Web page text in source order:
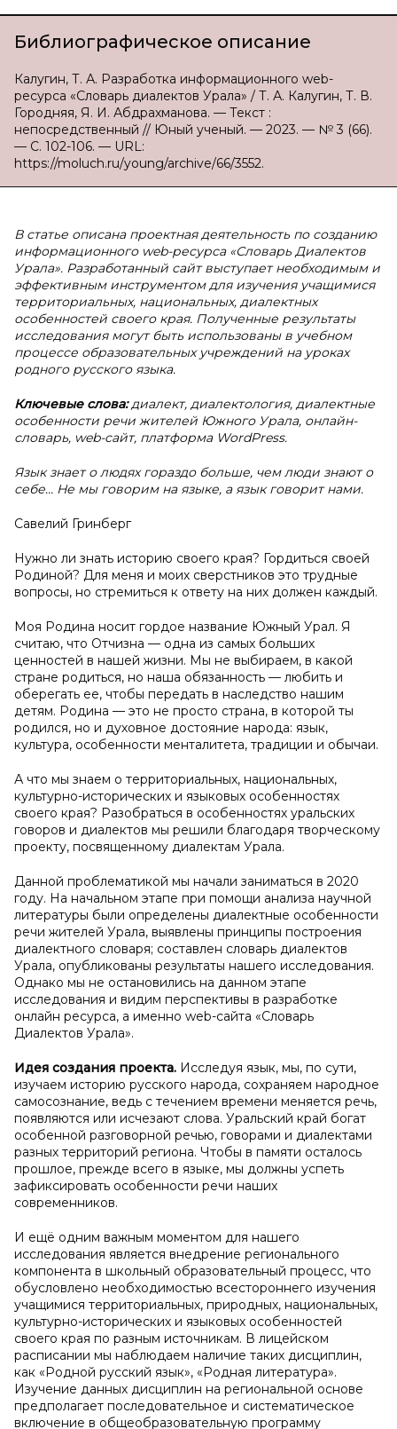
Библиографическое описание
Калугин, Т. А. Разработка информационного web-
ресурса «Словарь диалектов Урала» / Т. А. Калугин, Т. В.
Городняя, Я. И. Абдрахманова. — Текст :
непосредственный // Юный ученый. — 2023. — № 3 (66).
— С. 102-106. — URL:
https://moluch.ru/young/archive/66/3552.
В статье описана проектная деятельность по созданию
информационного web-ресурса «Словарь Диалектов
Урала». Разработанный сайт выступает необходимым и
эффективным инструментом для изучения учащимися
территориальных, национальных, диалектных
особенностей своего края. Полученные результаты
исследования могут быть использованы в учебном
процессе образовательных учреждений на уроках
родного русского языка.
Ключевые слова:диалект, диалектология, диалектные
особенности речи жителей Южного Урала, онлайн-
словарь, web-сайт, платформа WordPress.
Язык знает о людях гораздо больше, чем люди знают о
себе… Не мы говорим на языке, а язык говорит нами.
Савелий Гринберг
Нужно ли знать историю своего края? Гордиться своей
Родиной? Для меня и моих сверстников это трудные
вопросы, но стремиться к ответу на них должен каждый.
Моя Родина носит гордое название Южный Урал. Я
считаю, что Отчизна — одна из самых больших
ценностей в нашей жизни. Мы не выбираем, в какой
стране родиться, но наша обязанность — любить и
оберегать ее, чтобы передать в наследство нашим
детям. Родина — это не просто страна, в которой ты
родился, но и духовное достояние народа: язык,
культура, особенности менталитета, традиции и обычаи.
А что мы знаем о территориальных, национальных,
культурно-исторических и языковых особенностях
своего края? Разобраться в особенностях уральских
говоров и диалектов мы решили благодаря творческому
проекту, посвященному диалектам Урала.
Данной проблематикой мы начали заниматься в 2020
году. На начальном этапе при помощи анализа научной
литературы были определены диалектные особенности
речи жителей Урала, выявлены принципы построения
диалектного словаря; составлен словарь диалектов
Урала, опубликованы результаты нашего исследования.
Однако мы не остановились на данном этапе
исследования и видим перспективы в разработке
онлайн ресурса, а именно web-сайта «Словарь
Диалектов Урала».
Идея создания проекта. Исследуя язык, мы, по сути,
изучаем историю русского народа, сохраняем народное
самосознание, ведь с течением времени меняется речь,
появляются или исчезают слова. Уральский край богат
особенной разговорной речью, говорами и диалектами
разных территорий региона. Чтобы в памяти осталось
прошлое, прежде всего в языке, мы должны успеть
зафиксировать особенности речи наших
современников.
И ещё одним важным моментом для нашего
исследования является внедрение регионального
компонента в школьный образовательный процесс, что
обусловлено необходимостью всестороннего изучения
учащимися территориальных, природных, национальных,
культурно-исторических и языковых особенностей
своего края по разным источникам. В лицейском
расписании мы наблюдаем наличие таких дисциплин,
как «Родной русский язык», «Родная литература».
Изучение данных дисциплин на региональной основе
предполагает последовательное и систематическое
включение в общеобразовательную программу